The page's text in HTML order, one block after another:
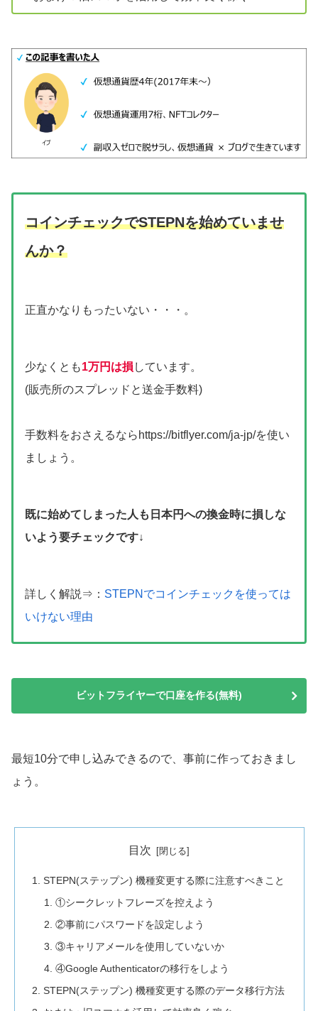
コインチェックでSTEPNを始めていませ
んか？
正直かなりもったいない・・・。
少なくとも1万円は損 しています。
(販売所のスプレッドと送金手数料)
手数料をおさえるならhttps://bitflyer.com/ja-jp/を使い
ましょう。
既に始めてしまった人も日本円への換金時に損しな
いよう要チェックです↓
詳しく解説⇒： STEPNでコインチェックを使っては
いけない理由
ビットフライヤーで口座を作る(無料)
最短10分で申し込みできるので、事前に作っておきまし
ょう。
目次
STEPN(ステップン) 機種変更する際に注意すべきこと
①シークレットフレーズを控えよう
②事前にパスワードを設定しよう
③キャリアメールを使用していないか
④Google Authenticatorの移行をしよう
STEPN(ステップン) 機種変更する際のデータ移行方法